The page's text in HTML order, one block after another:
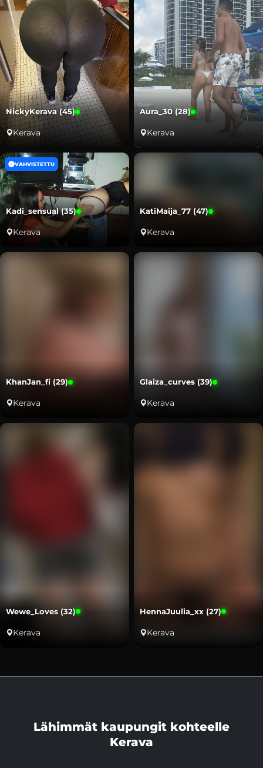
NickyKerava (45)
Kerava
Aura_30 (28)
Kerava
VAHVISTETTU
Kadi_sensual (35)
Kerava
KatiMaija_77 (47)
Kerava
KhanJan_fi (29)
Kerava
Glaiza_curves (39)
Kerava
Wewe_Loves (32)
Kerava
HennaJuulia_xx (27)
Kerava
Lähimmät kaupungit kohteelle
Kerava